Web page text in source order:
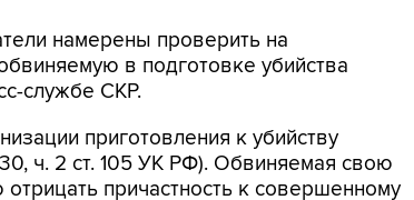
намерены проверить на
в подготовке убийства
службе СКР.
приготовления к убийству
ч. 2 ст. 105 УК РФ). Обвиняемая свою
причастность к совершенному